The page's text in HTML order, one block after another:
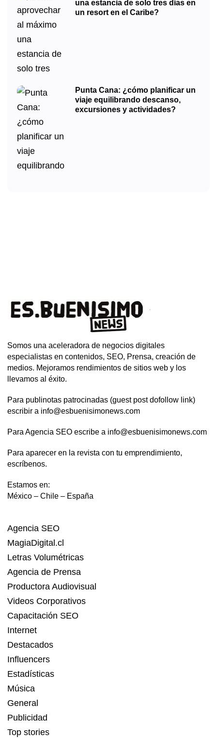
una estancia de solo tres días en
un resort en el Caribe?
Punta Cana: ¿cómo planificar un
viaje equilibrando descanso,
excursiones y actividades?
Somos una aceleradora de negocios digitales
especialistas en contenidos, SEO, Prensa, creación de
medios. Mejoramos rendimientos de sitios web y los
llevamos al éxito.
Para publinotas patrocinadas (guest post dofollow link)
escribir a info@esbuenisimonews.com
Para Agencia SEO escribe a info@esbuenisimonews.com
Para aparecer en la revista con tu emprendimiento,
escríbenos.
Estamos en:
México – Chile – España
Agencia SEO
MagiaDigital.cl
Letras Volumétricas
Agencia de Prensa
Productora Audiovisual
Videos Corporativos
Capacitación SEO
Internet
Destacados
Influencers
Estadísticas
Música
General
Publicidad
Top stories